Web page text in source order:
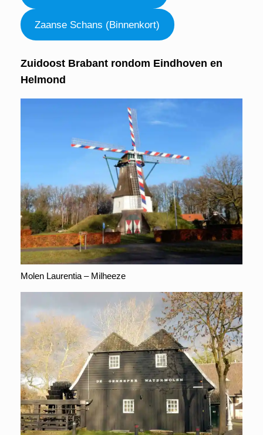
Zaanse Schans (Binnenkort)
Zuidoost Brabant rondom Eindhoven en
Helmond
Molen Laurentia – Milheeze